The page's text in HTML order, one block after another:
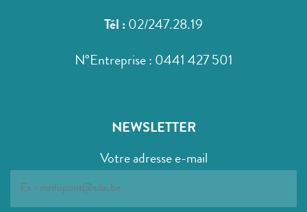
Tél : 02/247.28.19
N°Entreprise : 0441 427 501
NEWSLETTER
Votre adresse e-mail